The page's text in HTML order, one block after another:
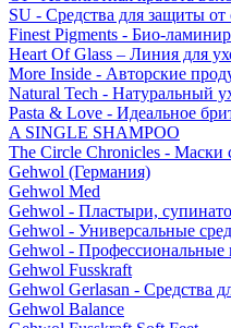
SU - Средства для защиты от
Finest Pigments - Био-
Heart Of Glass – Линия для
More Inside - Авторские
Natural Tech - Натуральный
Pasta & Love - Идеальное
A SINGLE SHAMPOO
The Circle Chronicles -
Gehwol (Германия)
Gehwol Med
Gehwol - Пластыри,
Gehwol - Универсальные
Gehwol - Профессиональные
Gehwol Fusskraft
Gehwol Gerlasan - Средства
Gehwol Balance